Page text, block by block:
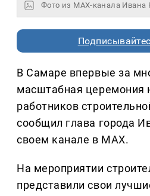
Фото из МАХ-канала Ивана
В Самаре впервые за
масштабная церемония
работников
сообщил глава города
своем канале в МАХ.
На мероприятии
представили свои